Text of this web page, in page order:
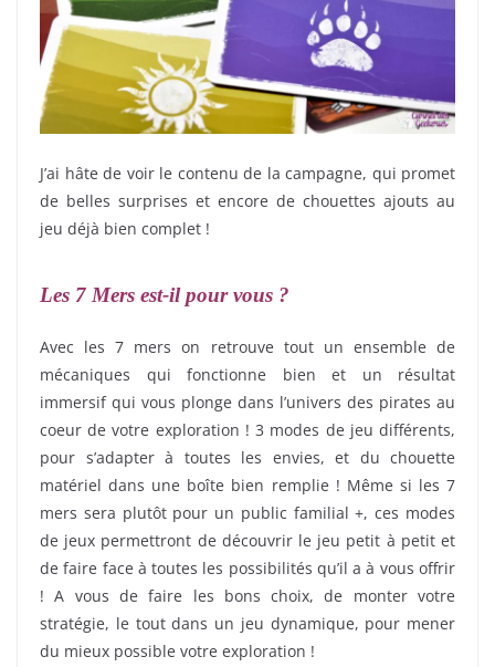
J’ai hâte de voir le contenu de la campagne, qui promet
de belles surprises et encore de chouettes ajouts au
jeu déjà bien complet !
Les 7 Mers est-il pour vous ?
Avec les 7 mers on retrouve tout un ensemble de
mécaniques qui fonctionne bien et un résultat
immersif qui vous plonge dans l’univers des pirates au
coeur de votre exploration ! 3 modes de jeu différents,
pour s’adapter à toutes les envies, et du chouette
matériel dans une boîte bien remplie ! Même si les 7
mers sera plutôt pour un public familial +, ces modes
de jeux permettront de découvrir le jeu petit à petit et
de faire face à toutes les possibilités qu’il a à vous offrir
! A vous de faire les bons choix, de monter votre
stratégie, le tout dans un jeu dynamique, pour mener
du mieux possible votre exploration !